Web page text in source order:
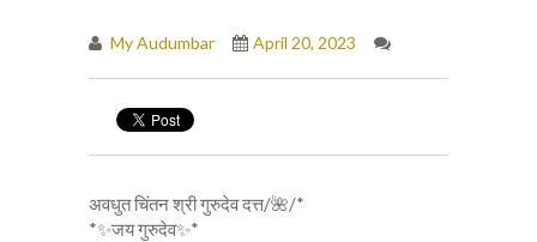
My Audumbar April 20, 2023
अवधुत चिंतन श्री गुरुदेव दत्त/🌺/*
*✨जय गुरुदेव✨*